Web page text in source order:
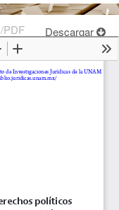
/PDF Descargar